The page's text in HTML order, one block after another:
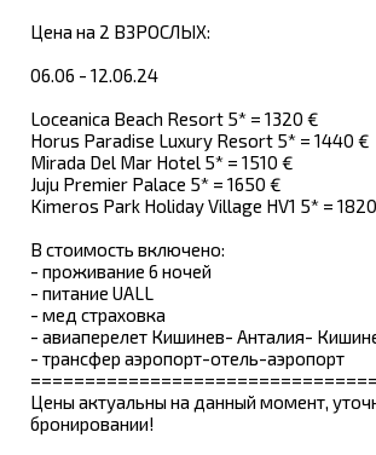
Цена на 2 ВЗРОСЛЫХ:
06.06 - 12.06.24
Loceanica Beach Resort 5* = 1320 €
Horus Paradise Luxury Resort 5* = 1440 €
Mirada Del Mar Hotel 5* = 1510 €
Juju Premier Palace 5* = 1650 €
Kimeros Park Holiday Village HV1 5* =
В стоимость включено:
- проживание 6 ночей
- питание UALL
- мед страховка
- авиаперелет Кишинев- Анталия-
- трансфер аэропорт-отель-аэропорт
Цены актуальны на данный момент,
бронировании!